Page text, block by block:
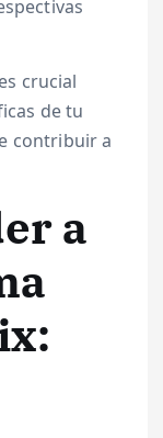
crucial
de tu
contribuir a
a